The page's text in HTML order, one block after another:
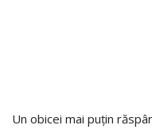
Un obicei mai puțin